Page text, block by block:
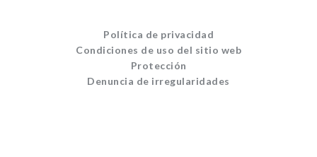
Política de privacidad
Condiciones de uso del sitio web
Protección
Denuncia de irregularidades